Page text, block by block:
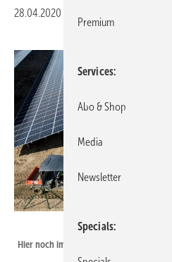
28.04.2020
Hier noch im Bau: Der Solarpark von GP
Premium
Services
Abo & Shop
Media
Newsletter
Specials